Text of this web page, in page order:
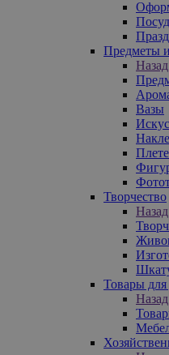
Предметы
Назад
Вазы
Творчество
Назад
Товары для
Назад